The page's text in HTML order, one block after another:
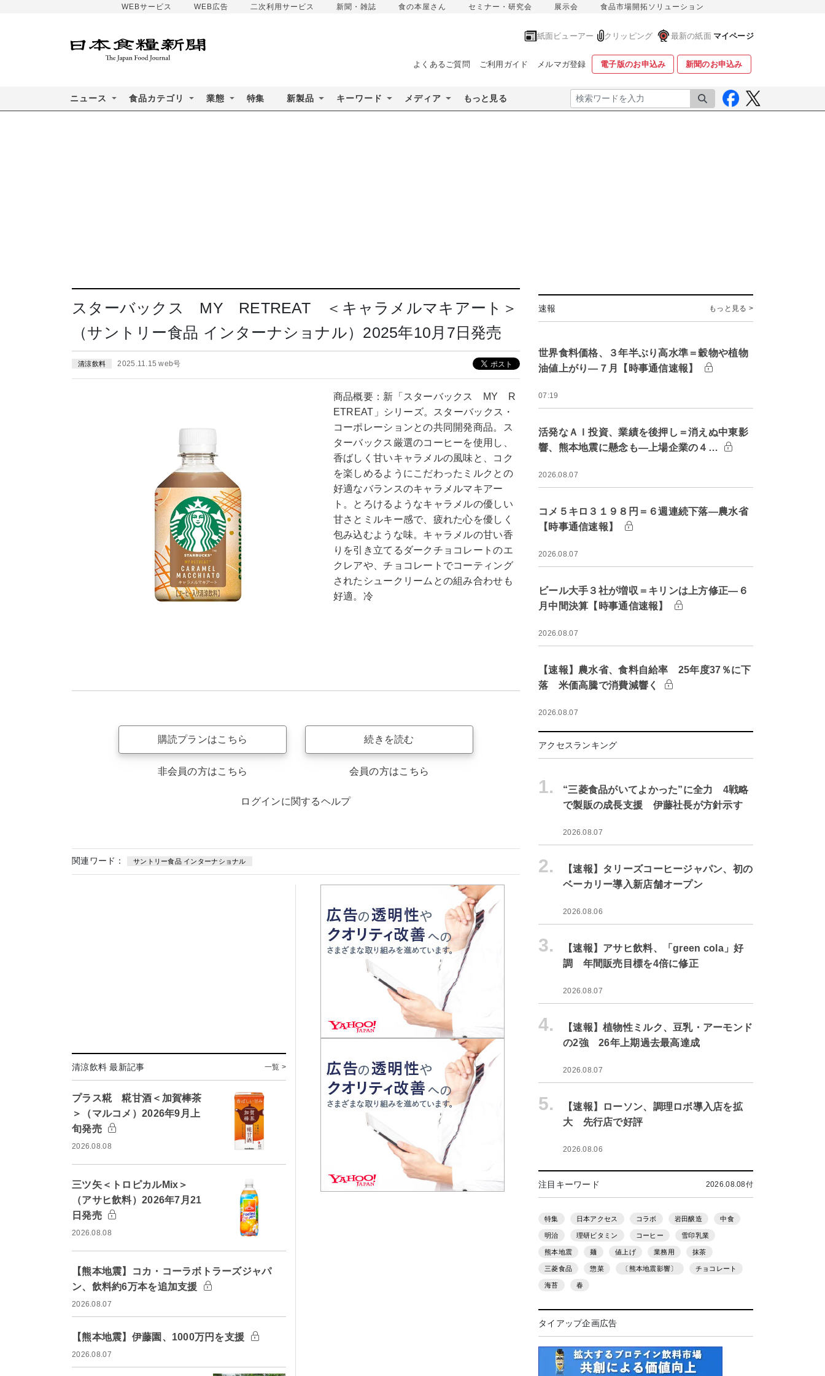
WEBサービス WEB広告 二次利用サービス 新聞・雑誌 食の本屋さん セミナー・研究会 展示会 食品市場開拓ソリューション
紙面ビューアー クリッピング 最新の紙面 マイページ
よくあるご質問 ご利用ガイド メルマガ登録 電子版のお申込み 新聞のお申込み
ニュース 食品カテゴリ 業態 特集 新製品 キーワード メディア もっと見る 検索
スターバックス MY RETREAT ＜キャラメルマキアート＞
（サントリー食品 インターナショナル）2025年10月7日発売
清涼飲料 2025.11.15 web号
商品概要：新「スターバックス MY R
ETREAT」シリーズ。スターバックス・
コーポレーションとの共同開発商品。ス
ターバックス厳選のコーヒーを使用し、
香ばしく甘いキャラメルの風味と、コク
を楽しめるようにこだわったミルクとの
好適なバランスのキャラメルマキアー
ト。とろけるようなキャラメルの優しい
甘さとミルキー感で、疲れた心を優しく
包み込むような味。キャラメルの甘い香
りを引き立てるダークチョコレートのエ
クレアや、チョコレートでコーティング
されたシュークリームとの組み合わせも
好適。冷
購読プランはこちら
非会員の方はこちら
続きを読む
会員の方はこちら
ログインに関するヘルプ
関連ワード： サントリー食品 インターナショナル
清涼飲料 最新記事 一覧 >
プラス糀 糀甘酒＜加賀棒茶
＞（マルコメ）2026年9月上
旬発売
2026.08.08
三ツ矢＜トロピカルMix＞
（アサヒ飲料）2026年7月21
日発売
2026.08.08
【熊本地震】コカ・コーラボトラーズジャパ
ン、飲料約6万本を追加支援
2026.08.07
【熊本地震】伊藤園、1000万円を支援
2026.08.07
速報 もっと見る >
世界食料価格、３年半ぶり高水準＝穀物や植物
油値上がり―７月【時事通信速報】
07:19
活発なＡＩ投資、業績を後押し＝消えぬ中東影
響、熊本地震に懸念も―上場企業の４…
2026.08.07
コメ５キロ３１９８円＝６週連続下落―農水省
【時事通信速報】
2026.08.07
ビール大手３社が増収＝キリンは上方修正―６
月中間決算【時事通信速報】
2026.08.07
【速報】農水省、食料自給率 25年度37％に下
落 米価高騰で消費減響く
2026.08.07
アクセスランキング
1.
“三菱食品がいてよかった”に全力 4戦略
で製販の成長支援 伊藤社長が方針示す
2026.08.07
2.
【速報】タリーズコーヒージャパン、初の
ベーカリー導入新店舗オープン
2026.08.06
3.
【速報】アサヒ飲料、「green cola」好
調 年間販売目標を4倍に修正
2026.08.07
4.
【速報】植物性ミルク、豆乳・アーモンド
の2強 26年上期過去最高達成
2026.08.07
5.
【速報】ローソン、調理ロボ導入店を拡
大 先行店で好評
2026.08.06
注目キーワード 2026.08.08付
特集 日本アクセス コラボ 岩田醸造 中食
明治 理研ビタミン コーヒー 雪印乳業
熊本地震 麺 値上げ 業務用 抹茶
三菱食品 惣菜 〔熊本地震影響〕 チョコレート
海苔 春
タイアップ企画広告